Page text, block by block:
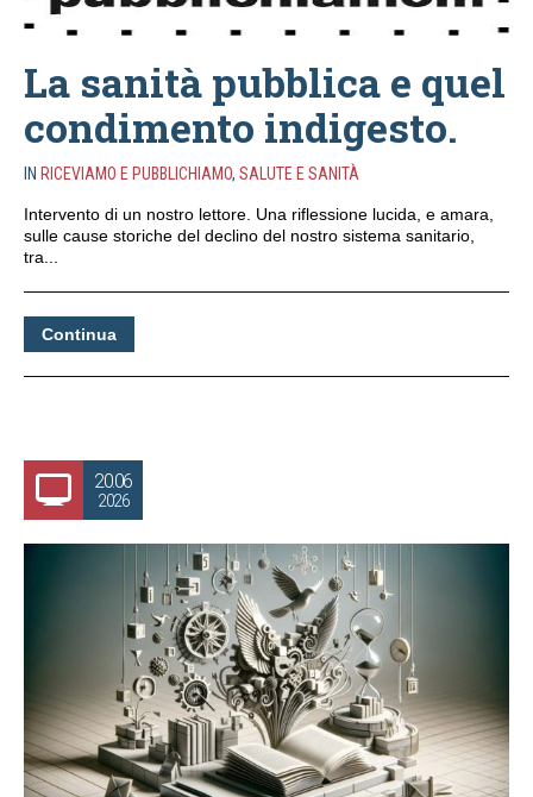
La sanità pubblica e quel
condimento indigesto.
IN RICEVIAMO E PUBBLICHIAMO, SALUTE E SANITÀ
Intervento di un nostro lettore. Una riflessione lucida, e amara,
sulle cause storiche del declino del nostro sistema sanitario,
tra...
Continua
20.06
2026